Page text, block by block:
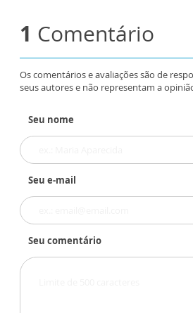
1 Comentário
Os comentários e avaliações são de
seus autores e não representam a
Seu nome
Seu e-mail
Seu comentário